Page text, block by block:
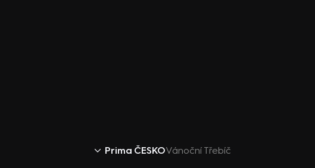
Prima ČESKOVánoční Třebíč